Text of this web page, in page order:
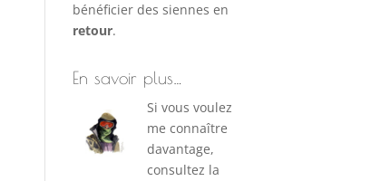
bénéficier des siennes en
retour.
En savoir plus…
Si vous voulez
me connaître
davantage,
consultez la